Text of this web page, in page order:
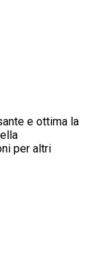
e ottima la
per altri